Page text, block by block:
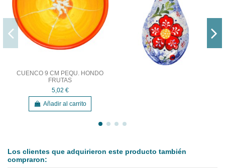
CUENCO 9 CM PEQU. HONDO
FRUTAS
5,02 €
Añadir al carrito
Los clientes que adquirieron este producto también
compraron: